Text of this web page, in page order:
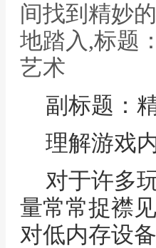
间找到精妙
地踏入,标题
艺术
副标题：
理解游戏
对于许多
量常常捉襟
对低内存设